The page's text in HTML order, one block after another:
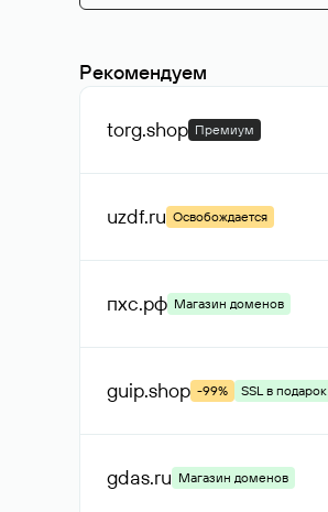
Рекомендуем
torg.shop Премиум
uzdf.ru Освобождается
пхс.рф Магазин доменов
guip.shop -99% SSL в подарок
gdas.ru Магазин доменов